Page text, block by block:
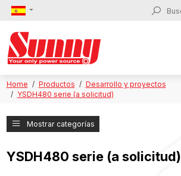
Home Productos
Desarrollo y proyectos
YSDH480 serie (a solicitud)
Mostrar categorías
YSDH480 serie (a solicitud)